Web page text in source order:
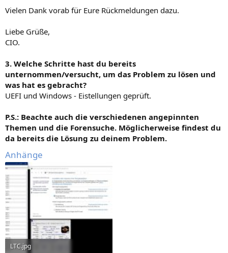
Vielen Dank vorab für Eure Rückmeldungen dazu.
Liebe Grüße,
CIO.
3. Welche Schritte hast du bereits
unternommen/versucht, um das Problem zu lösen und
was hat es gebracht?
UEFI und Windows - Eistellungen geprüft.
P.S.: Beachte auch die verschiedenen angepinnten
Themen und die Forensuche. Möglicherweise findest du
da bereits die Lösung zu deinem Problem.
Anhänge
LTC.jpg